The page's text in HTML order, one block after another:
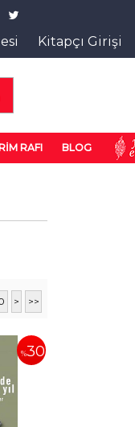
Kitapçı Girişi
RAFI BLOG
> >>
%30